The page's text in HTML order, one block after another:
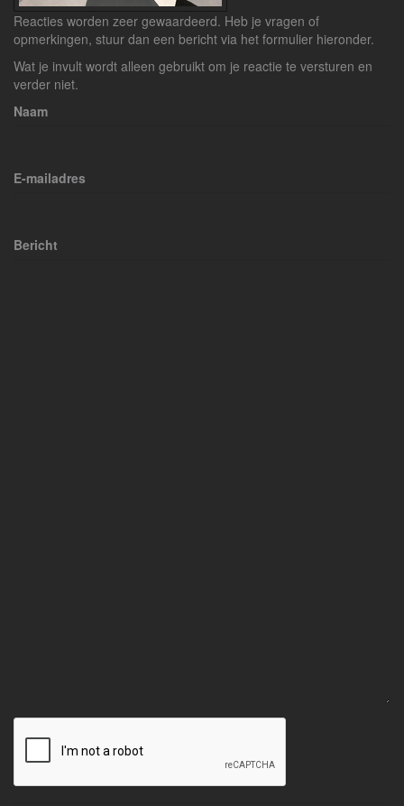
Reacties worden zeer gewaardeerd. Heb je vragen of
opmerkingen, stuur dan een bericht via het formulier hieronder.
Wat je invult wordt alleen gebruikt om je reactie te versturen en
verder niet.
Naam
E-mailadres
Bericht